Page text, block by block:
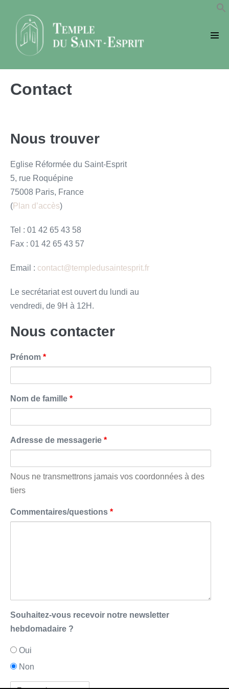
contenu
Contact
Nous trouver
Eglise Réformée du Saint-Esprit
5, rue Roquépine
75008 Paris, France
(Plan d’accès)
Tel : 01 42 65 43 58
Fax : 01 42 65 43 57
Email : contact@templedusaintesprit.fr
Le secrétariat est ouvert du lundi au
vendredi, de 9H à 12H.
Nous contacter
Prénom *
Nom de famille *
Adresse de messagerie *
Nous ne transmettrons jamais vos coordonnées à des
tiers
Commentaires/questions *
Souhaitez-vous recevoir notre newsletter
hebdomadaire ?
Oui
Non